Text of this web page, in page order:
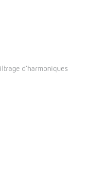
d’harmoniques